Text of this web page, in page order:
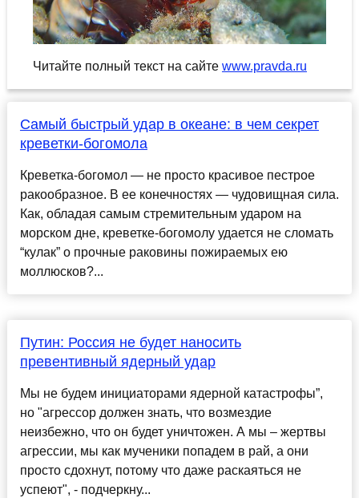
Читайте полный текст на сайте www.pravda.ru
Самый быстрый удар в океане: в чем секрет
креветки-богомола
Креветка-богомол — не просто красивое пестрое
ракообразное. В ее конечностях — чудовищная сила.
Как, обладая самым стремительным ударом на
морском дне, креветке-богомолу удается не сломать
“кулак” о прочные раковины пожираемых ею
моллюсков?...
Путин: Россия не будет наносить
превентивный ядерный удар
Мы не будем инициаторами ядерной катастрофы”,
но "агрессор должен знать, что возмездие
неизбежно, что он будет уничтожен. А мы – жертвы
агрессии, мы как мученики попадем в рай, а они
просто сдохнут, потому что даже раскаяться не
успеют", - подчеркну...